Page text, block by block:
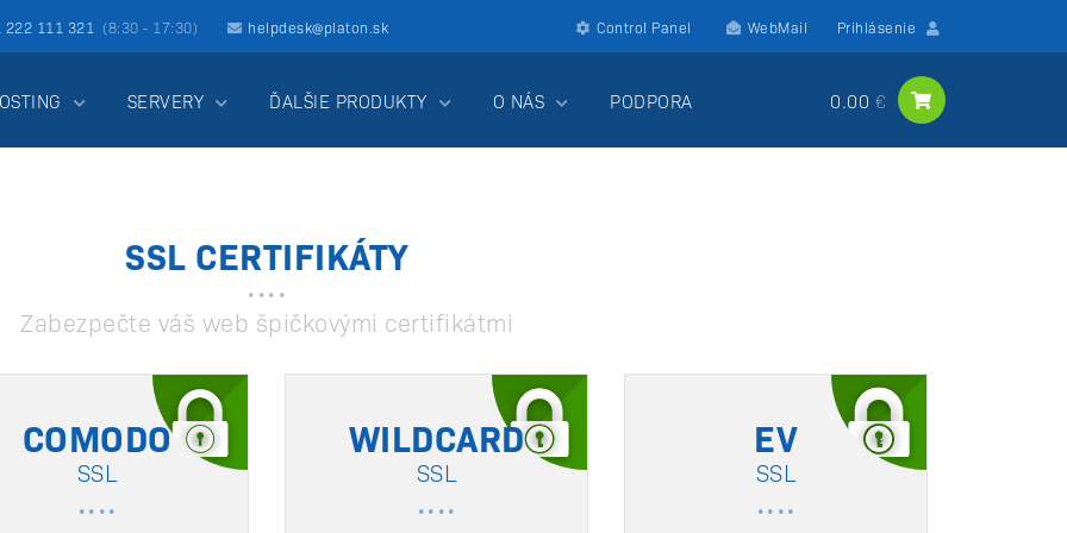
222 111 321 (8:30 - 17:30) helpdesk@platon.sk Control Panel WebMail Prihlásenie
SERVERY ĎALŠIE PRODUKTY O NÁS PODPORA 0.00
SSL CERTIFIKÁTY
Zabezpečte váš web špičkovými certifikátmi
COMODO
SSL
WILDCARD
SSL
EV
SSL